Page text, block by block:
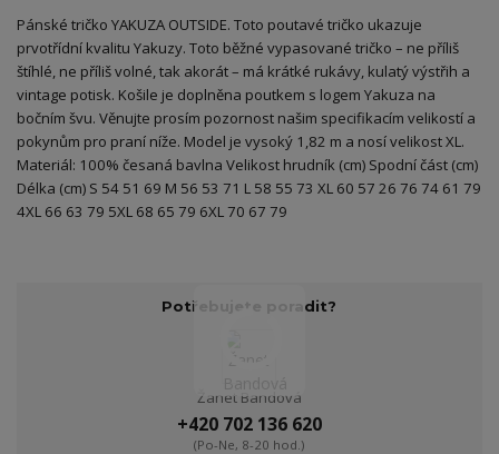
Pánské tričko YAKUZA OUTSIDE. Toto poutavé tričko ukazuje
prvotřídní kvalitu Yakuzy. Toto běžné vypasované tričko – ne příliš
štíhlé, ne příliš volné, tak akorát – má krátké rukávy, kulatý výstřih a
vintage potisk. Košile je doplněna poutkem s logem Yakuza na
bočním švu. Věnujte prosím pozornost našim specifikacím velikostí a
pokynům pro praní níže. Model je vysoký 1,82 m a nosí velikost XL.
Materiál: 100% česaná bavlna Velikost hrudník (cm) Spodní část (cm)
Délka (cm) S 54 51 69 M 56 53 71 L 58 55 73 XL 60 57 26 76 74 61 79
4XL 66 63 79 5XL 68 65 79 6XL 70 67 79
Potřebujete poradit?
Žanet Bandová
+420 702 136 620
(Po-Ne, 8-20 hod.)